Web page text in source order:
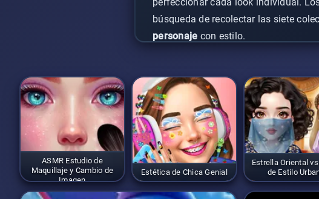
búsqueda de recolectar las siete
personaje con estilo.
lente de la vida escolar. Descubre
portafolio completo de ropa escolar
ASMR Estudio de
Maquillaje y Cambio de
Imagen
Estética de Chica Genial
Estrella Oriental
de Estilo